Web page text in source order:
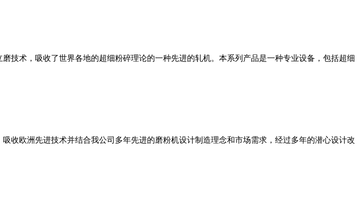
技术，吸收了世界各地的超细粉碎理论的一种先进的轧机。本系列产品是一种专业设备，包括超细
收欧洲先进技术并结合我公司多年先进的磨粉机设计制造理念和市场需求，经过多年的潜心设计改